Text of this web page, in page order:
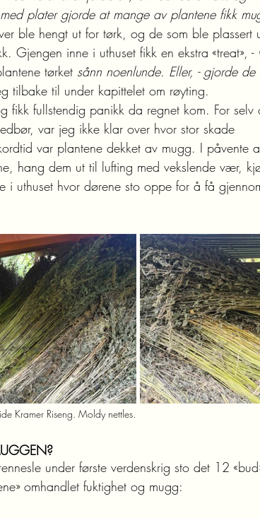
plater gjorde at mange av plantene fikk
ble hengt ut for tørk, og de som ble plassert
Gjengen inne i uthuset fikk en ekstra «treat», -
tørket sånn noenlunde. Eller, - gjorde
tilbake til under kapittelet om røyting.
fikk fullstendig panikk da regnet kom. For selv
var jeg ikke klar over hvor stor skade
var plantene dekket av mugg. I påvente
hang dem ut til lufting med vekslende vær,
i uthuset hvor dørene sto oppe for å få
Kramer Riseng. Moldy nettles.
under første verdenskrig sto det 12
omhandlet fuktighet og mugg: